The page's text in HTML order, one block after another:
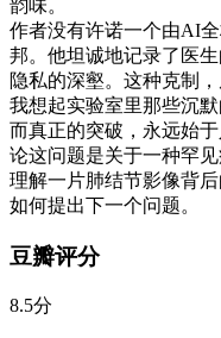
韵味。
作者没有许诺一个由AI
邦。他坦诚地记录了医
隐私的深壑。这种克制
我想起实验室里那些沉
而真正的突破，永远始
论这问题是关于一种罕
理解一片肺结节影像背
如何提出下一个问题。
豆瓣评分
8.5分